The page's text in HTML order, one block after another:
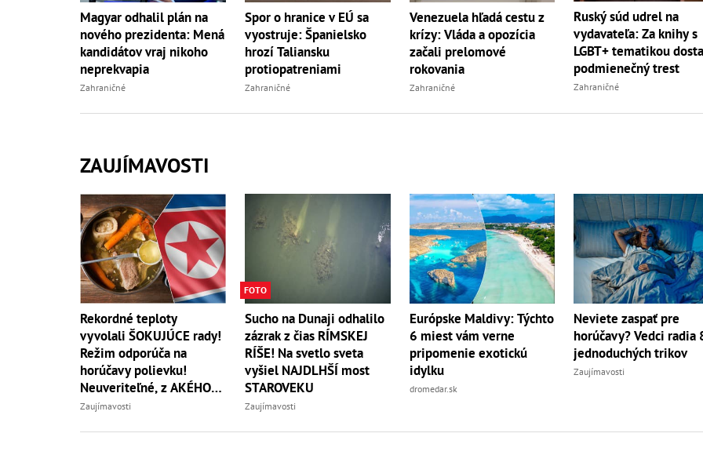
Magyar odhalil plán na
nového prezidenta: Mená
kandidátov vraj nikoho
neprekvapia
Zahraničné
Spor o hranice v EÚ sa
vyostruje: Španielsko
hrozí Taliansku
protiopatreniami
Zahraničné
Venezuela hľadá cestu z
krízy: Vláda a opozícia
začali prelomové
rokovania
Zahraničné
Ruský súd udrel na
vydavateľa: Za knihy s
LGBT+ tematikou
podmienečný trest
Zahraničné
ZAUJÍMAVOSTI
Rekordné teploty
vyvolali ŠOKUJÚCE rady!
Režim odporúča na
horúčavy polievku!
Neuveriteľné, z AKÉHO
zvierata
Zaujímavosti
FOTO
Sucho na Dunaji odhalilo
zázrak z čias RÍMSKEJ
RÍŠE! Na svetlo sveta
vyšiel NAJDLHŠÍ most
STAROVEKU
Zaujímavosti
Európske Maldivy: Týchto
6 miest vám verne
pripomenie exotickú
idylku
dromedar.sk
Neviete zaspať pre
horúčavy? Vedci radia
jednoduchých trikov
Zaujímavosti